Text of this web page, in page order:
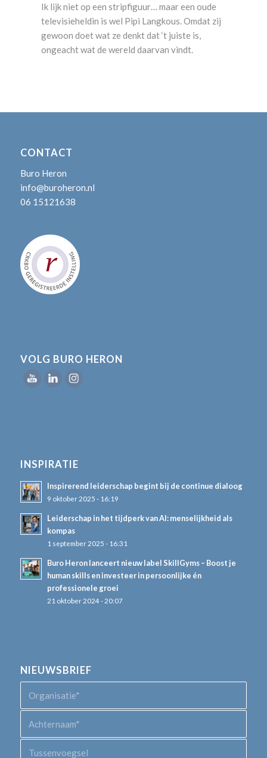
Ik lijk niet op een stripfiguur… maar een oude
televisieheldin is wel Pipi Langkous. Omdat zij
gewoon doet wat ze denkt dat ‘t juiste is,
ongeacht wat de wereld daarvan vindt.
CONTACT
Buro Heron
info@buroheron.nl
06 15121638
VOLG BURO HERON
INSPIRATIE
Inspirerend leiderschap begint bij de continue dialoog
9 oktober 2025 - 16:19
Leiderschap in het tijdperk van AI: menselijkheid als
kompas
1 september 2025 - 16:31
Buro Heron lanceert nieuw label SkillGyms – Boost je
human skills en investeer in persoonlijke én
professionele groei
21 oktober 2024 - 20:07
NIEUWSBRIEF